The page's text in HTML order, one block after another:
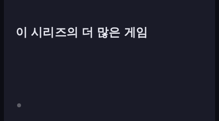
이 시리즈의 더 많은 게임
데